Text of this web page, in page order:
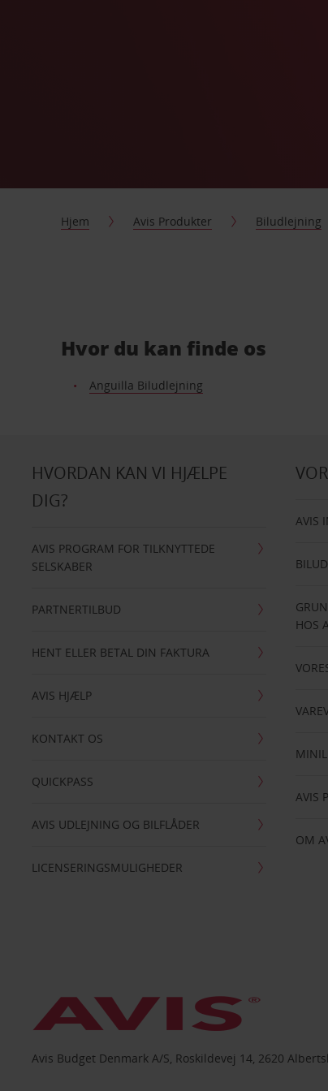
Hjem Avis Produkter Biludlejning
Hvor du kan finde os
Anguilla Biludlejning
HVORDAN KAN VI HJÆLPE
DIG?
AVIS PROGRAM FOR TILKNYTTEDE
SELSKABER
PARTNERTILBUD
HENT ELLER BETAL DIN FAKTURA
AVIS HJÆLP
KONTAKT OS
QUICKPASS
AVIS UDLEJNING OG BILFLÅDER
LICENSERINGSMULIGHEDER
AVIS
HOS
AVIS
OM
Avis Budget Denmark A/S, Roskildevej 14, 2620